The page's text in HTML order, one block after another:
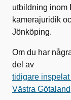
utbildning inom
kamerajuridik
Jönköping.
Om du har
del av
tidigare
Västra Götaland